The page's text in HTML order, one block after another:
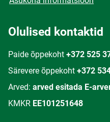
Olulised kontaktid
Paide õppekoht +372 525
Särevere õppekoht +372
Arved: arved esitada E-
KMKR EE101251648